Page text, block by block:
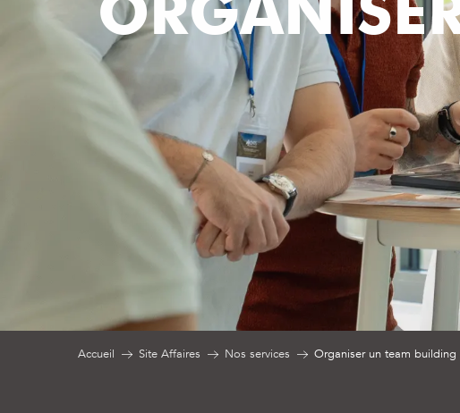
Accueil Site Affaires Nos services Organiser un team building